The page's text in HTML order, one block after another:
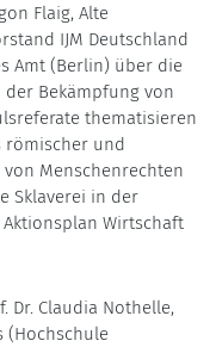
Flaig, Alte
IJM Deutschland
Amt (Berlin) über die
Bekämpfung von
thematisieren
römischer und
Menschenrechten
Sklaverei in der
Wirtschaft
Dr. Claudia Nothelle,
(Hochschule